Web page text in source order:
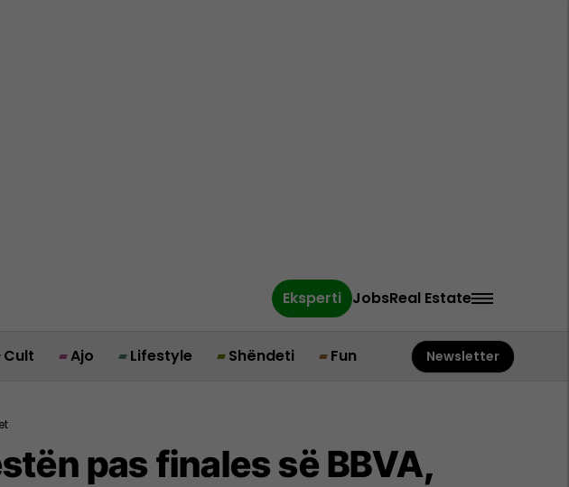
Eksperti JobsReal Estate
Cult Ajo Lifestyle Shëndeti Fun Newsletter
pas finales së BBVA,